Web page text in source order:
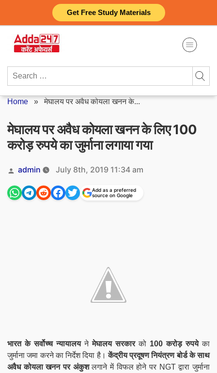
Get Free Study Materials
content
Search
Home »मेघालय पर अवैध कोयला खनन के...
मेघालय पर अवैध कोयला खनन के लिए 100
करोड़ रुपये का जुर्माना लगाया गया
Posted
by
admin July 8th, 2019 11:34 am
Add as a preferred
source on Google
भारत के सर्वोच्च न्यायालयनेमेघालय सरकारको 100 करोड़ रुपयेका
जुर्माना जमा करने का निर्देश दिया है।केंद्रीय प्रदूषण नियंत्रण बोर्ड के साथ
अवैध कोयला खनन पर अंकुशलगाने में विफल होने पर NGT द्वारा जुर्माना